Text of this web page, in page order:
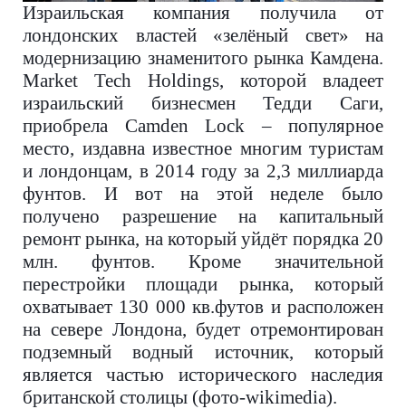
Израильская компания получила от
лондонских властей «зелёный свет» на
модернизацию знаменитого рынка Камдена.
Market Tech Holdings, которой владеет
израильский бизнесмен Тедди Саги,
приобрела Camden Lock– популярное
место, издавна известное многим туристам
и лондонцам, в 2014 году за 2,3 миллиарда
фунтов. И вот на этой неделе было
получено разрешение на капитальный
ремонт рынка, на который уйдёт порядка 20
млн. фунтов. Кроме значительной
перестройки площади рынка, который
охватывает 130 000 кв.футов и расположен
на севере Лондона, будет отремонтирован
подземный водный источник, который
является частью исторического наследия
британской столицы (фото-wikimedia).